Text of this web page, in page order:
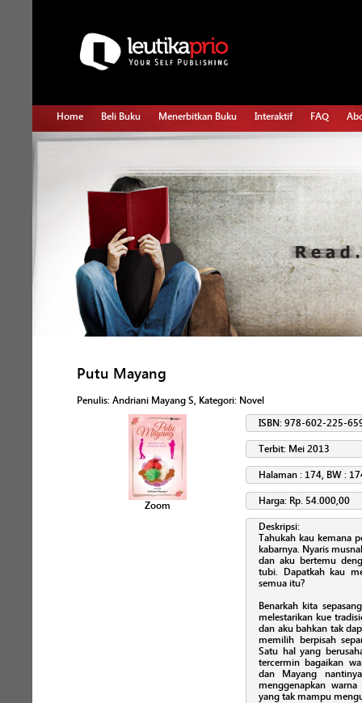
Home Beli Buku Menerbitkan Buku Interaktif FAQ
Putu Mayang
Penulis: Andriani Mayang S, Kategori: Novel
Zoom
ISBN: 978-602-225-
Terbit: Mei 2013
Halaman : 174, BW :
Harga: Rp. 54.000,00
Deskripsi:
Tahukah kau kemana
kabarnya. Nyaris
dan aku bertemu
tubi. Dapatkah kau
semua itu?
Benarkah kita
melestarikan kue
dan aku bahkan tak
memilih berpisah
Satu hal yang
tercermin bagaikan
dan Mayang
menggenapkan
yang tak mampu